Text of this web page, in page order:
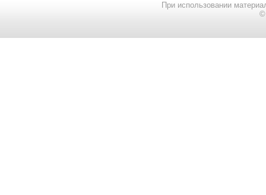
При использовании